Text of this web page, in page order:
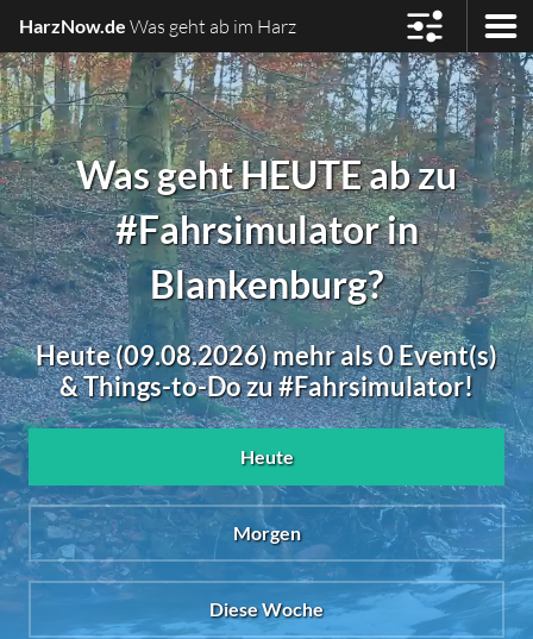
HarzNow.de Was geht ab im Harz
Was geht HEUTE ab zu
#Fahrsimulator in
Blankenburg?
Heute (09.08.2026) mehr als 0 Event(s)
& Things-to-Do zu #Fahrsimulator!
Heute
Morgen
Diese Woche